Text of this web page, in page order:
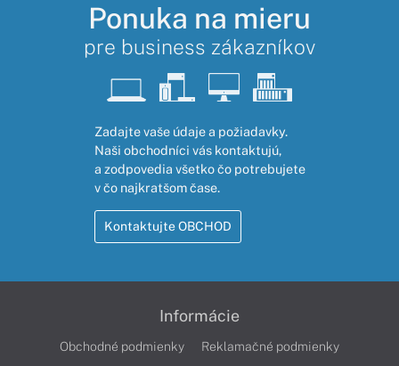
Ponuka na mieru
pre business zákazníkov
Zadajte vaše údaje a požiadavky.
Naši obchodníci vás kontaktujú,
a zodpovedia všetko čo potrebujete
v čo najkratšom čase.
Kontaktujte OBCHOD
Informácie
Obchodné podmienky
Reklamačné podmienky